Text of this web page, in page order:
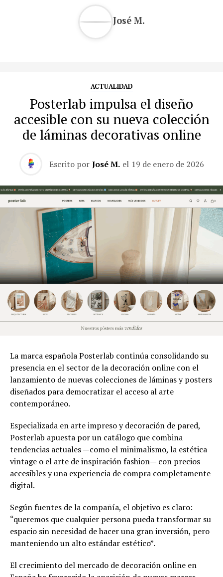
José M.
ACTUALIDAD
Posterlab impulsa el diseño
accesible con su nueva colección
de láminas decorativas online
Escrito por José M. el 19 de enero de 2026
La marca española Posterlab continúa consolidando su
presencia en el sector de la decoración online con el
lanzamiento de nuevas colecciones de láminas y posters
diseñados para democratizar el acceso al arte
contemporáneo.
Especializada en arte impreso y decoración de pared,
Posterlab apuesta por un catálogo que combina
tendencias actuales —como el minimalismo, la estética
vintage o el arte de inspiración fashion— con precios
accesibles y una experiencia de compra completamente
digital.
Según fuentes de la compañía, el objetivo es claro:
“queremos que cualquier persona pueda transformar su
espacio sin necesidad de hacer una gran inversión, pero
manteniendo un alto estándar estético”.
El crecimiento del mercado de decoración online en